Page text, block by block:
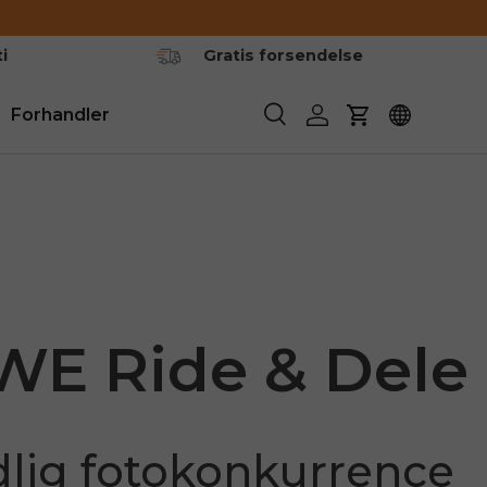
Gratis forsendelse
SøgeLog indVogn
Forhandler
Ride & Dele
fotokonkurrence